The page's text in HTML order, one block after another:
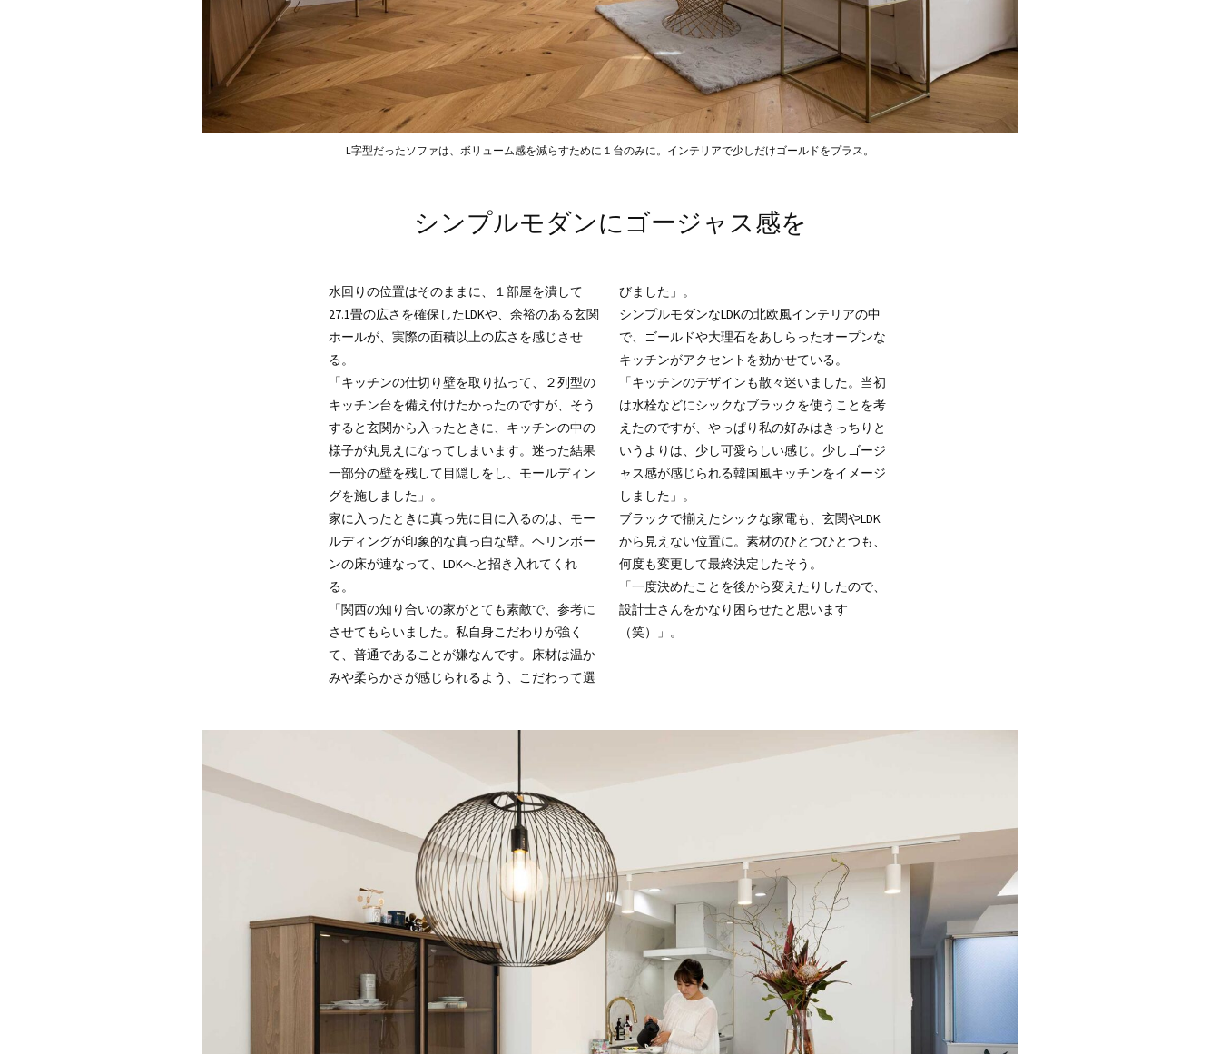
L字型だったソファは、ボリューム感を減らすために１台のみに。インテリアで少しだけゴールドをプラス。
シンプルモダンにゴージャス感を
水回りの位置はそのままに、１部屋を潰して
27.1畳の広さを確保したLDKや、余裕のある玄関
ホールが、実際の面積以上の広さを感じさせ
る。
「キッチンの仕切り壁を取り払って、２列型の
キッチン台を備え付けたかったのですが、そう
すると玄関から入ったときに、キッチンの中の
様子が丸見えになってしまいます。迷った結果
一部分の壁を残して目隠しをし、モールディン
グを施しました」。
家に入ったときに真っ先に目に入るのは、モー
ルディングが印象的な真っ白な壁。ヘリンボー
ンの床が連なって、LDKへと招き入れてくれ
る。
「関西の知り合いの家がとても素敵で、参考に
させてもらいました。私自身こだわりが強く
て、普通であることが嫌なんです。床材は温か
みや柔らかさが感じられるよう、こだわって選
びました」。
シンプルモダンなLDKの北欧風インテリアの中
で、ゴールドや大理石をあしらったオープンな
キッチンがアクセントを効かせている。
「キッチンのデザインも散々迷いました。当初
は水栓などにシックなブラックを使うことを考
えたのですが、やっぱり私の好みはきっちりと
いうよりは、少し可愛らしい感じ。少しゴージ
ャス感が感じられる韓国風キッチンをイメージ
しました」。
ブラックで揃えたシックな家電も、玄関やLDK
から見えない位置に。素材のひとつひとつも、
何度も変更して最終決定したそう。
「一度決めたことを後から変えたりしたので、
設計士さんをかなり困らせたと思います
（笑）」。